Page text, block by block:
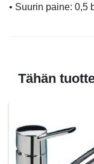
• Suurin paine: 0,5
Tähän